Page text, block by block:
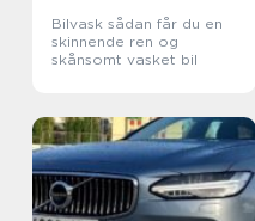
Bilvask sådan får du en
skinnende ren og
skånsomt vasket bil